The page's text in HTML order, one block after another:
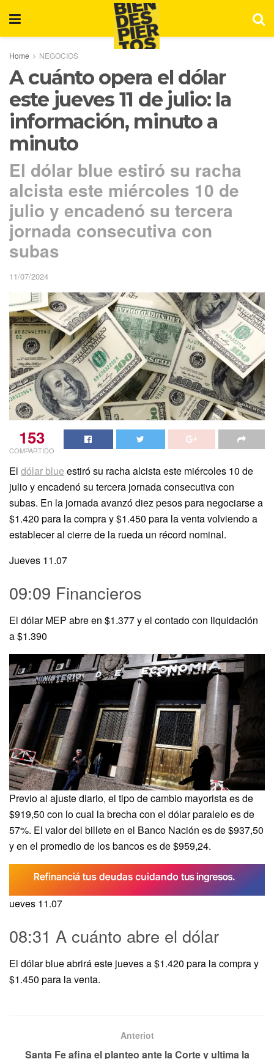
Home NEGOCIOS
A cuánto opera el dólar
este jueves 11 de julio: la
información, minuto a
minuto
El dólar blue estiró su racha
alcista este miércoles 10 de
julio y encadenó su tercera
jornada consecutiva con
subas
11/07/2024
153
COMPARTIDO
El dólar blue estiró su racha alcista este miércoles 10 de
julio y encadenó su tercera jornada consecutiva con
subas. En la jornada avanzó diez pesos para negociarse a
$1.420 para la compra y $1.450 para la venta volviendo a
establecer al cierre de la rueda un récord nominal.
Jueves 11.07
09:09 Financieros
El dólar MEP abre en $1.377 y el contado con liquidación
a $1.390
Previo al ajuste diario, el tipo de cambio mayorista es de
$919,50 con lo cual la brecha con el dólar paralelo es de
57%. El valor del billete en el Banco Nación es de $937,50
y en el promedio de los bancos es de $959,24.
ueves 11.07
08:31 A cuánto abre el dólar
El dólar blue abrirá este jueves a $1.420 para la compra y
$1.450 para la venta.
Anteriot
Santa Fe afina el planteo ante la Corte y ultima la